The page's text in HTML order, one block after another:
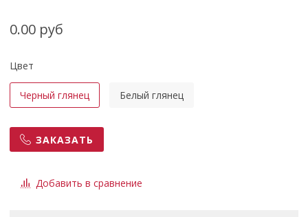
0.00 руб
Цвет
Черный глянец Белый глянец
ЗАКАЗАТЬ
Добавить в сравнение